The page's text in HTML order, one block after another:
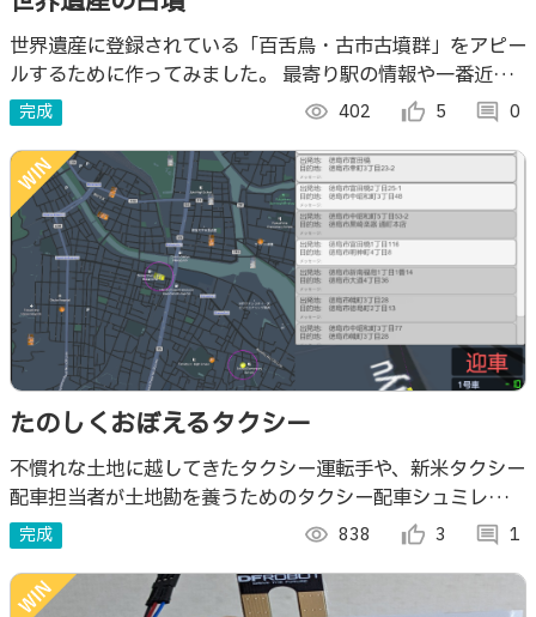
世界遺産に登録されている「百舌鳥・古市古墳群」をアピー
ルするために作ってみました。 最寄り駅の情報や一番近い
古墳をピックアップしてくれます。 堺市を盛り上げましょ
う！
完成 visibility 402 thumb_up_alt 5 comment 0
たのしくおぼえるタクシー
不慣れな土地に越してきたタクシー運転手や、新米タクシー
配車担当者が土地勘を養うためのタクシー配車シュミレータ
―です。 Mapboxを用いているので、世界中のどこでもシミ
ュレートできます。
完成 visibility 838 thumb_up_alt 3 comment 1